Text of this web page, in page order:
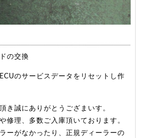
の交換
のサービスデータをリセットし作
き誠にありがとうござまいす。
修理、多数ご入庫頂いております。
ーがなかったり、正規ディーラーの